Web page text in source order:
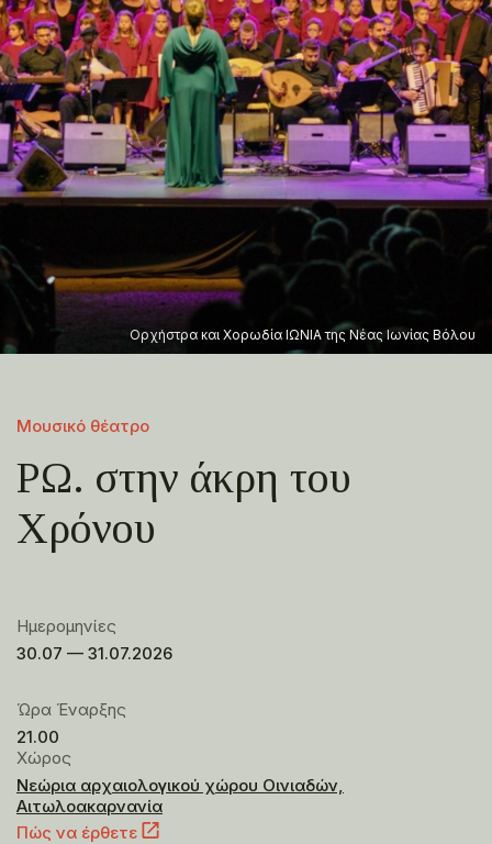
Ορχήστρα και Χορωδία ΙΩΝΙΑ της Νέας Ιωνίας Βόλου
Μουσικό θέατρο
ΡΩ. στην άκρη του
Χρόνου
Ημερομηνίες
30.07 — 31.07.2026
Ώρα Έναρξης
21.00
Χώρος
Νεώρια αρχαιολογικού χώρου Οινιαδών,
Αιτωλοακαρνανία
Πώς να έρθετε